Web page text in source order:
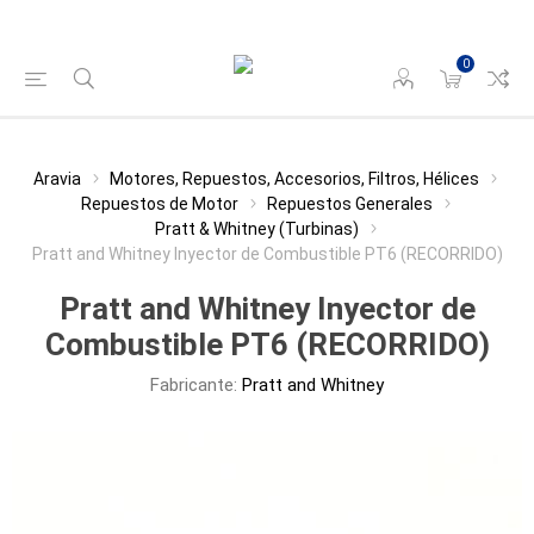
0
Aravia
Motores, Repuestos, Accesorios, Filtros, Hélices
Repuestos de Motor
Repuestos Generales
Pratt & Whitney (Turbinas)
Pratt and Whitney Inyector de Combustible PT6 (RECORRIDO)
Pratt and Whitney Inyector de
Combustible PT6 (RECORRIDO)
Fabricante: Pratt and Whitney